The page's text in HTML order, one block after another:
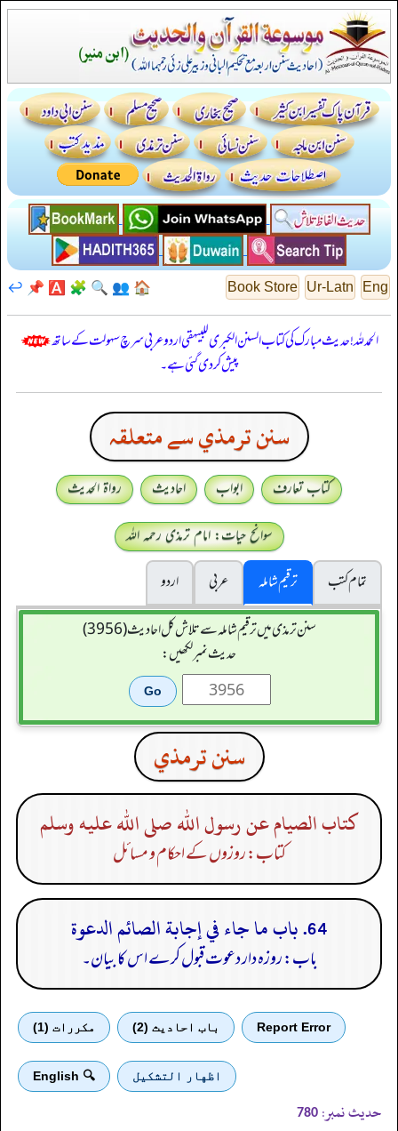
Eng
Ur-Latn
Book Store
🏠
👥
🔍
🧩
🅰️
📌
↩️
الحمدللہ! حدیث مبارک کی کتاب السنن الكبرى للبيهقي اردو عربی سرچ سہولت کے ساتھ
پیش کر دی گئی ہے۔
سنن ترمذي سے متعلقہ
کتاب تعارف ابواب احادیث
رواۃ الحدیث
سوانح حیات: امام ترمذی رحمہ اللہ
تمام کتب
ترقیم شاملہ عربی
اردو
سنن ترمذی میں ترقیم شاملہ سے تلاش کل احادیث (3956)
حدیث نمبر لکھیں:
سنن ترمذي
كتاب الصيام عن رسول الله صلى الله عليه وسلم
کتاب: روزوں کے احکام و مسائل
64. باب ما جاء في إجابة الصائم الدعوة
باب: روزہ دار دعوت قبول کرے اس کا بیان۔
Report Error باب احادیث (2) مكررات (1)
اظهار التشكيل 🔍 English
حدیث نمبر: 780